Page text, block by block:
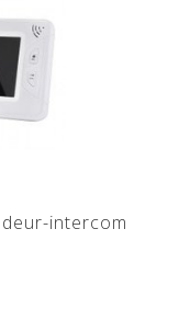
intercom